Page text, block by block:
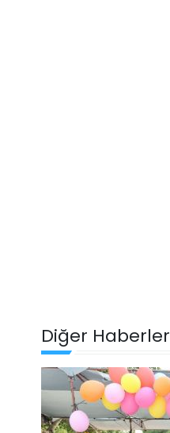
Diğer Haberler